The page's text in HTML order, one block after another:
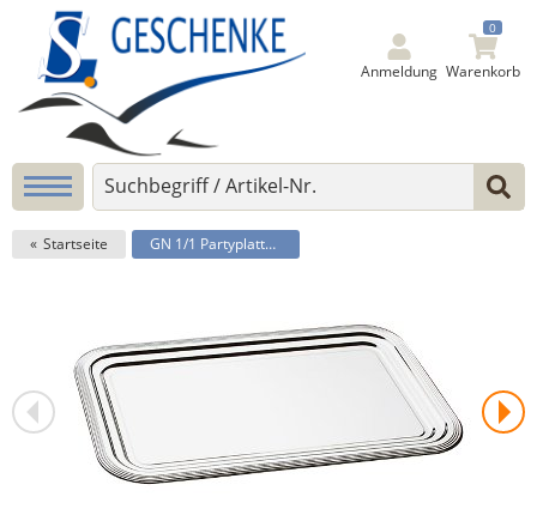
Anmeldung
0
Warenkorb
Startseite GN 1/1 Partyplatte -CLASSIC-